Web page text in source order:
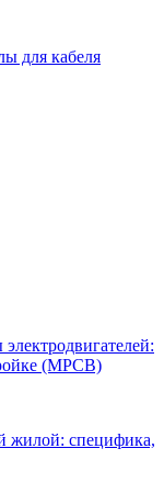
для кабеля
(MPCB)
жилой: специфика,